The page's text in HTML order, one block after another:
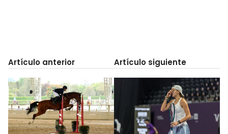
Artículo anterior Artículo siguiente